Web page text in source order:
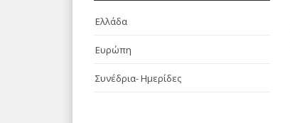
Ελλάδα
Ευρώπη
Συνέδρια- Ημερίδες